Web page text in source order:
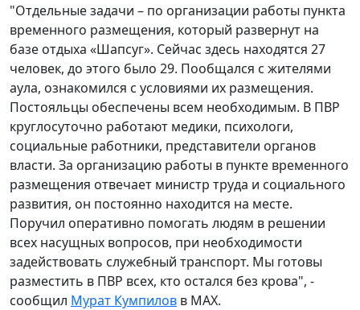
"Отдельные задачи – по организации работы пункта
временного размещения, который развернут на
базе отдыха «Шапсуг». Сейчас здесь находятся 27
человек, до этого было 29. Пообщался с жителями
аула, ознакомился с условиями их размещения.
Постояльцы обеспечены всем необходимым. В ПВР
круглосуточно работают медики, психологи,
социальные работники, представители органов
власти. За организацию работы в пункте временного
размещения отвечает министр труда и социального
развития, он постоянно находится на месте.
Поручил оперативно помогать людям в решении
всех насущных вопросов, при необходимости
задействовать служебный транспорт. Мы готовы
разместить в ПВР всех, кто остался без крова", -
сообщил Мурат Кумпилов в МАХ.